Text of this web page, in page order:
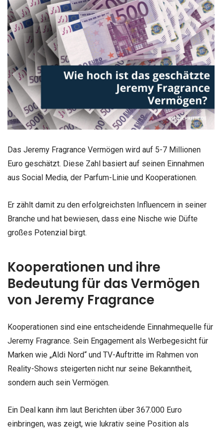
Das Jeremy Fragrance Vermögen wird auf 5-7 Millionen
Euro geschätzt. Diese Zahl basiert auf seinen Einnahmen
aus Social Media, der Parfum-Linie und Kooperationen.
Er zählt damit zu den erfolgreichsten Influencern in seiner
Branche und hat bewiesen, dass eine Nische wie Düfte
großes Potenzial birgt.
Kooperationen und ihre
Bedeutung für das Vermögen
von Jeremy Fragrance
Kooperationen sind eine entscheidende Einnahmequelle für
Jeremy Fragrance. Sein Engagement als Werbegesicht für
Marken wie „Aldi Nord“ und TV-Auftritte im Rahmen von
Reality-Shows steigerten nicht nur seine Bekanntheit,
sondern auch sein Vermögen.
Ein Deal kann ihm laut Berichten über 367.000 Euro
einbringen, was zeigt, wie lukrativ seine Position als